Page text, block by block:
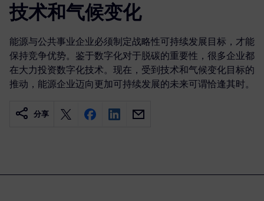
技术和气候变化
能源与公共事业企业必须制定战略性可持续发展目标，才能
保持竞争优势。鉴于数字化对于脱碳的重要性，很多企业都
在大力投资数字化技术。现在，受到技术和气候变化目标的
推动，能源企业迈向更加可持续发展的未来可谓恰逢其时。
分享